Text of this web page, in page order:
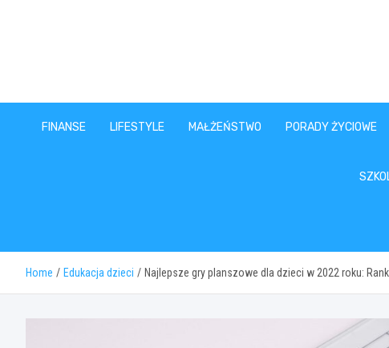
FINANSE LIFESTYLE MAŁŻEŃSTWO PORADY ŻYCIOWE
Home Edukacja dzieci Najlepsze gry planszowe dla dzieci w 2022 roku: